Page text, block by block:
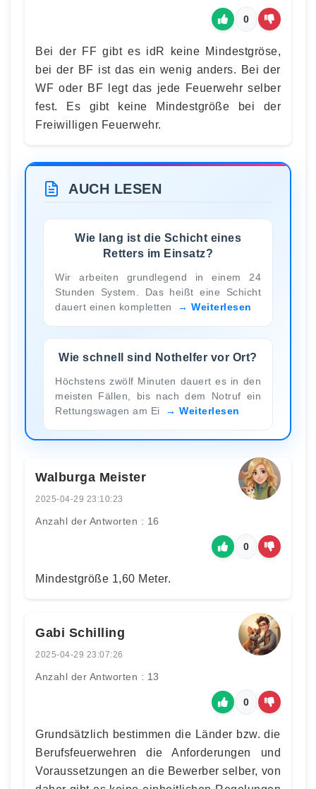
0
Bei der FF gibt es idR keine Mindestgröse,
bei der BF ist das ein wenig anders. Bei der
WF oder BF legt das jede Feuerwehr selber
fest. Es gibt keine Mindestgröße bei der
Freiwilligen Feuerwehr.
AUCH LESEN
Wie lang ist die Schicht eines
Retters im Einsatz?
Wir arbeiten grundlegend in einem 24
Stunden System. Das heißt eine Schicht
dauert einen kompletten
Weiterlesen
Wie schnell sind Nothelfer vor Ort?
Höchstens zwölf Minuten dauert es in den
meisten Fällen, bis nach dem Notruf ein
Rettungswagen am Ei
Weiterlesen
Walburga Meister
2025-04-29 23:10:23
Anzahl der Antworten : 16
0
Mindestgröße 1,60 Meter.
Gabi Schilling
2025-04-29 23:07:26
Anzahl der Antworten : 13
0
Grundsätzlich bestimmen die Länder bzw. die
Berufsfeuerwehren die Anforderungen und
Voraussetzungen an die Bewerber selber, von